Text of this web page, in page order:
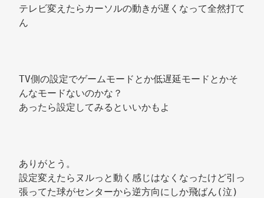
テレビ変えたらカーソルの動きが遅くなって全然打て
ん
TV側の設定でゲームモードとか低遅延モードとかそ
んなモードないのかな？
あったら設定してみるといいかもよ
ありがとう。
設定変えたらヌルっと動く感じはなくなったけど引っ
張ってた球がセンターから逆方向にしか飛ばん(泣)